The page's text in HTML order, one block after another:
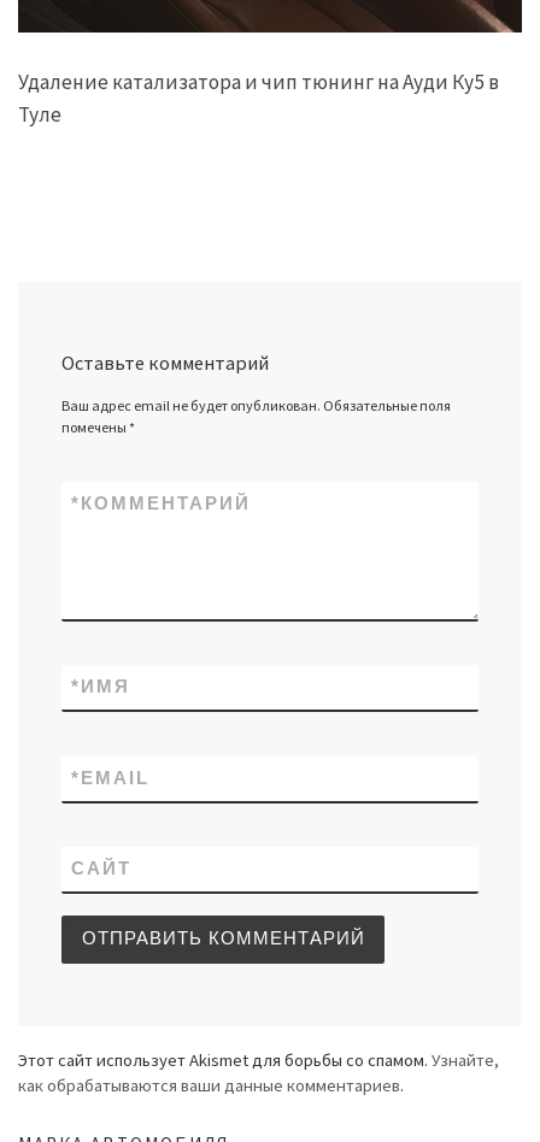
Удаление катализатора и чип тюнинг на Ауди Ку5 в
Туле
Оставьте комментарий
Ваш адрес email не будет опубликован. Обязательные поля
помечены*
КОММЕНТАРИЙ
*
ИМЯ
*
EMAIL
*
САЙТ
Этот сайт использует Akismet для борьбы со спамом. Узнайте,
как обрабатываются ваши данные комментариев.